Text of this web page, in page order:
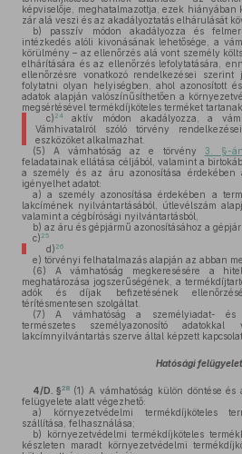
képviselője, meghatalmazottja, ezek hiányában
zár alá veszi és az akadályoztatás elhárulását
b) passzív módon akadályozza és
intézkedés alóli kivonásának lehetősége, a
körülmény – az ellenőrzés alá vont személy
elhárítására és az ellenőrzés lefolytatására,
ellenőrzésre vonatkozó rendelkezései szerint
folytatni olyan helyiségben, ahol azonosított
adatok alapján valószínűsíthetően a
megsértésével termékdíjköteles terméket
c) 24aktív módon akadályozza, a
Vámhivatalról szóló törvény
eszközöket alkalmazhat.
(5) A vámhatóság az e törvény 3. §-
feladatainak ellátása céljából, valamint a
a személy és az áru azonosítása érdekében
igényelhet adatot:
a) a személy azonosítása érdekében a
lakcímének nyilvántartásából, útlevélszám
valamint a cégbírósági nyilvántartásból,
b) az áru és gépjármű azonosításához a
c) 25
d) 26
e) törvényi felhatalmazás alapján az abban
(6) A vámhatóság megkeresésére a
meghatározása jogszerűségének, a
adók és díjak befizetésének
térítésmentesen szolgáltat.
(7) A vámhatóság a személyiadat- és
természetes személyazonosító
lakcímnyilvántartás szerve által képzett
Hatósági felügyelet
4/D. §28 (1) A vámhatóság külön döntése és
felügyelete alatt végezhető:
a) környezetvédelmi termékdíjköteles
szállítása, felhasználása;
b) környezetvédelmi termékdíjköteles
készleten maradt környezetvédelmi